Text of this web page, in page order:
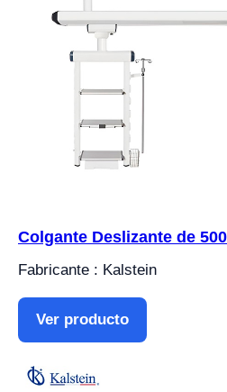
Colgante Deslizante de
Fabricante : Kalstein
Ver producto